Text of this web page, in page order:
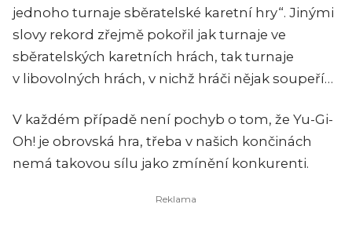
jednoho turnaje sběratelské karetní hry“. Jinými
slovy rekord zřejmě pokořil jak turnaje ve
sběratelských karetních hrách, tak turnaje
v libovolných hrách, v nichž hráči nějak soupeří…
V každém případě není pochyb o tom, že Yu-Gi-
Oh! je obrovská hra, třeba v našich končinách
nemá takovou sílu jako zmínění konkurenti.